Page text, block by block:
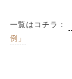
一覧はコチラ：
例」